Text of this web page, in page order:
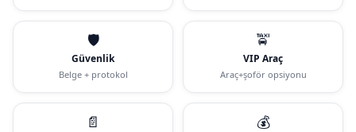
🛡️
Güvenlik
Belge + protokol
🚖
VIP Araç
Araç+şoför opsiyonu
📄 💰